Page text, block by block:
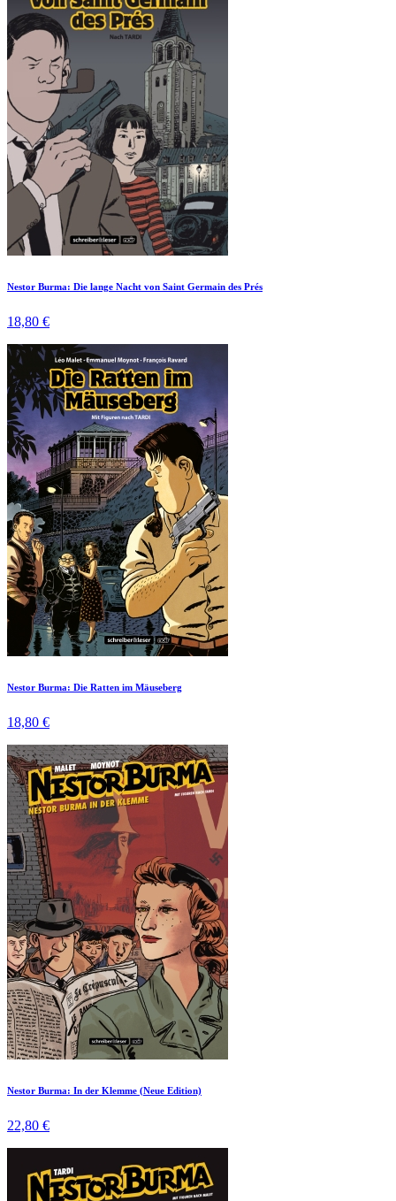
Nestor Burma: Die lange Nacht von Saint Germain des Prés
18,80 €
Nestor Burma: Die Ratten im Mäuseberg
18,80 €
Nestor Burma: In der Klemme (Neue Edition)
22,80 €